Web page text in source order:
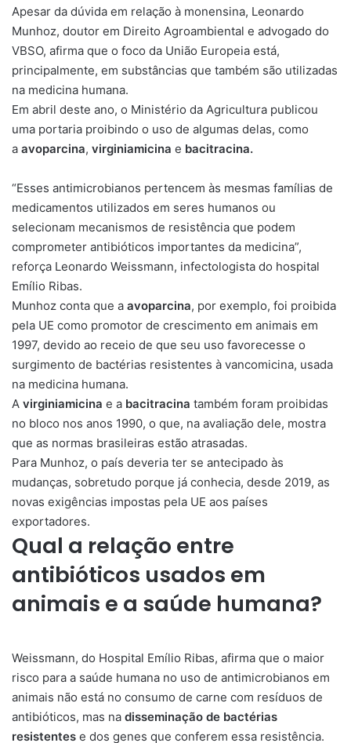
Apesar da dúvida em relação à monensina, Leonardo
Munhoz, doutor em Direito Agroambiental e advogado do
VBSO, afirma que o foco da União Europeia está,
principalmente, em substâncias que também são utilizadas
na medicina humana.
Em abril deste ano, o Ministério da Agricultura publicou
uma portaria proibindo o uso de algumas delas, como
a avoparcina, virginiamicina e bacitracina.
“Esses antimicrobianos pertencem às mesmas famílias de
medicamentos utilizados em seres humanos ou
selecionam mecanismos de resistência que podem
comprometer antibióticos importantes da medicina”,
reforça Leonardo Weissmann, infectologista do hospital
Emílio Ribas.
Munhoz conta que a avoparcina, por exemplo, foi proibida
pela UE como promotor de crescimento em animais em
1997, devido ao receio de que seu uso favorecesse o
surgimento de bactérias resistentes à vancomicina, usada
na medicina humana.
A virginiamicina e a bacitracina também foram proibidas
no bloco nos anos 1990, o que, na avaliação dele, mostra
que as normas brasileiras estão atrasadas.
Para Munhoz, o país deveria ter se antecipado às
mudanças, sobretudo porque já conhecia, desde 2019, as
novas exigências impostas pela UE aos países
exportadores.
Qual a relação entre
antibióticos usados em
animais e a saúde humana?
Weissmann, do Hospital Emílio Ribas, afirma que o maior
risco para a saúde humana no uso de antimicrobianos em
animais não está no consumo de carne com resíduos de
antibióticos, mas na disseminação de bactérias
resistentes e dos genes que conferem essa resistência.